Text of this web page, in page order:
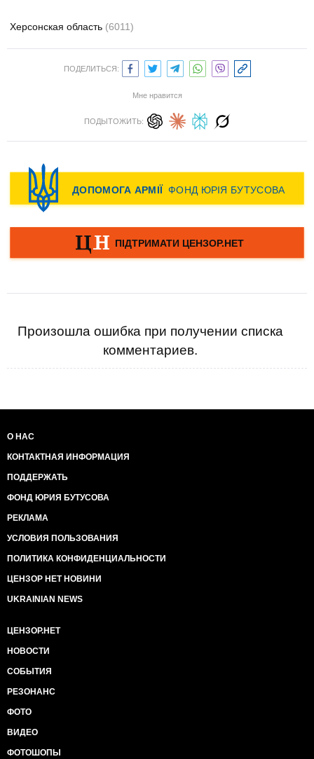
Херсонская область (6011)
ПОДЕЛИТЬСЯ:
Мне нравится
ПОДЫТОЖИТЬ:
Произошла ошибка при получении списка
комментариев.
О НАС
КОНТАКТНАЯ ИНФОРМАЦИЯ
ПОДДЕРЖАТЬ
ФОНД ЮРИЯ БУТУСОВА
РЕКЛАМА
УСЛОВИЯ ПОЛЬЗОВАНИЯ
ПОЛИТИКА КОНФИДЕНЦИАЛЬНОСТИ
ЦЕНЗОР НЕТ НОВИНИ
UKRAINIAN NEWS
ЦЕНЗОР.НЕТ
НОВОСТИ
СОБЫТИЯ
РЕЗОНАНС
ФОТО
ВИДЕО
ФОТОШОПЫ